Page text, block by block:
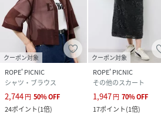
トさんでも着やすいです。
性別タイプ レディース
原産国
ブラック（01）：中
国｜ホワイト（10）
（12）：中国｜ライ
素材
ブラック（01）：ポ
クーポン対象
ROPE' PICNIC
シャツ・ブラウス
2,744円 50%OFF
24ポイント(1倍)
クーポン対象
ROPE' PICNIC
その他のスカート
1,947円 70%OFF
17ポイント(1倍)